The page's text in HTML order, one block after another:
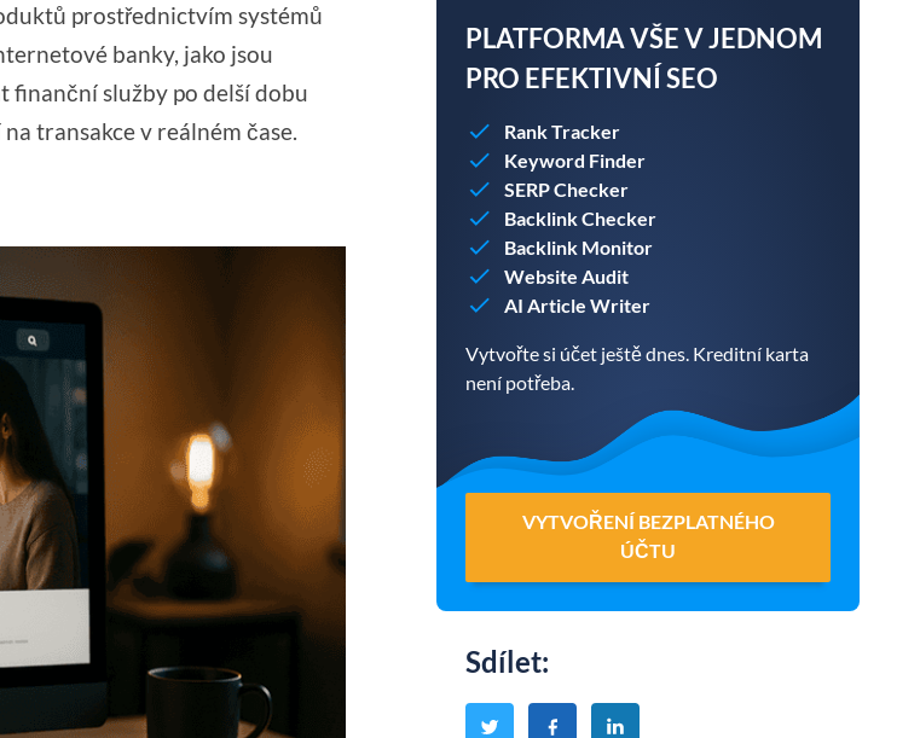
prostřednictvím systémů
banky, jako jsou
finanční služby po delší dobu
transakce v reálném čase.
PLATFORMA VŠE V JEDNOM
PRO EFEKTIVNÍ SEO
Rank Tracker
Keyword Finder
SERP Checker
Backlink Checker
Backlink Monitor
Website Audit
AI Article Writer
Vytvořte si účet ještě dnes. Kreditní karta
není potřeba.
VYTVOŘENÍ BEZPLATNÉHO
ÚČTU
Sdílet: